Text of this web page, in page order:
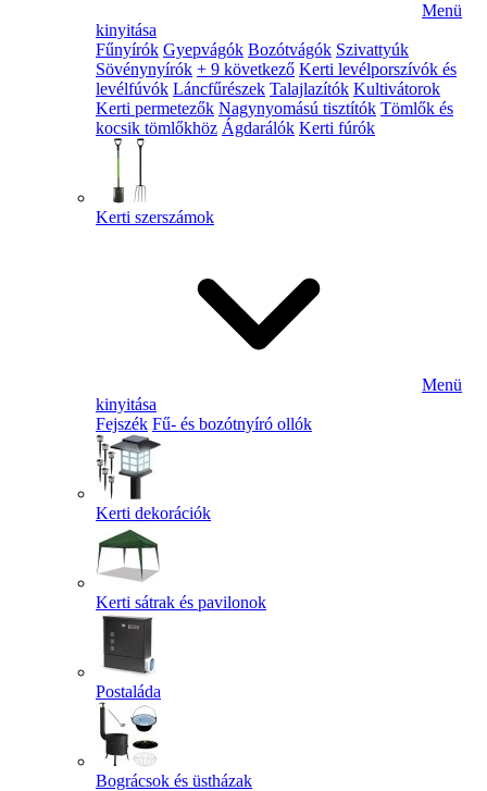
Menü
kinyitása
Fűnyírók Gyepvágók Bozótvágók Szivattyúk
Sövénynyírók + 9 következő Kerti levélporszívók és
levélfúvók Láncfűrészek Talajlazítók Kultivátorok
Kerti permetezők Nagynyomású tisztítók Tömlők és
kocsik tömlőkhöz Ágdarálók Kerti fúrók
Kerti szerszámok
Menü
kinyitása
Fejszék Fű- és bozótnyíró ollók
Kerti dekorációk
Kerti sátrak és pavilonok
Postaláda
Bográcsok és üstházak